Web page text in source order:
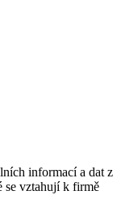
informací a dat z
se vztahují k firmě